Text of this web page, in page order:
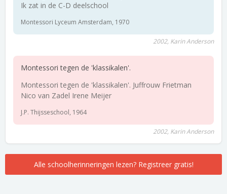
Ik zat in de C-D deelschool
Montessori Lyceum Amsterdam, 1970
2002, Karin Anderson
Montessori tegen de 'klassikalen'.
Montessori tegen de 'klassikalen'. Juffrouw Frietman
Nico van Zadel Irene Meijer
J.P. Thijsseschool, 1964
2002, Karin Anderson
Alle schoolherinneringen lezen? Registreer gratis!